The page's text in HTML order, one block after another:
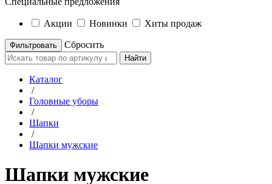
Акции Новинки Хиты продаж
Cбросить
Найти
Каталог
/
Головные уборы
/
Шапки
/
Шапки мужские
Шапки мужские